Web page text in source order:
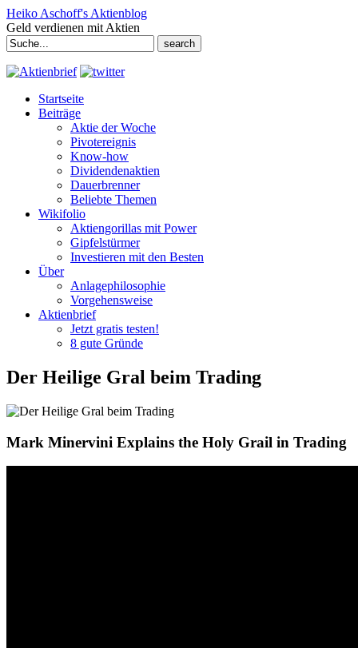
Heiko Aschoff's Aktienblog
Geld verdienen mit Aktien
Search
for:
Startseite
Beiträge
Aktie der Woche
Pivotereignis
Know-how
Dividendenaktien
Dauerbrenner
Beliebte Themen
Wikifolio
Aktiengorillas mit Power
Gipfelstürmer
Investieren mit den Besten
Über
Anlagephilosophie
Vorgehensweise
Aktienbrief
Jetzt gratis testen!
8 gute Gründe
Der Heilige Gral beim Trading
Mark Minervini Explains the Holy Grail in Trading